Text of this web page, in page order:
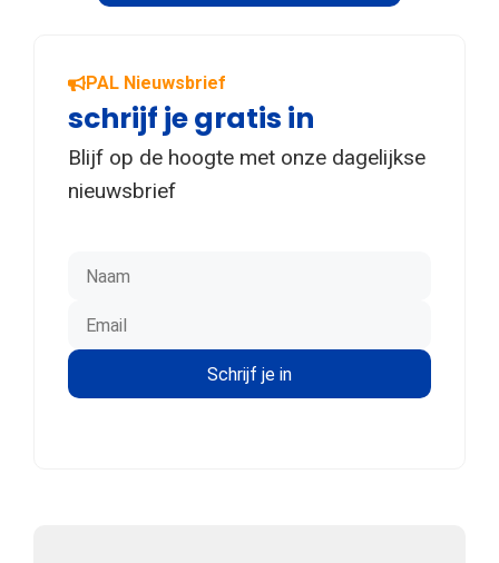
PAL Nieuwsbrief
schrijf je gratis in
Blijf op de hoogte met onze dagelijkse
nieuwsbrief